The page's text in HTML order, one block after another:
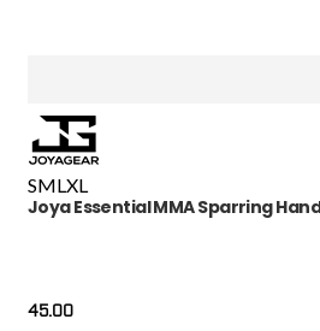
SMLXL
Joya Essential MMA Sparring
45.00